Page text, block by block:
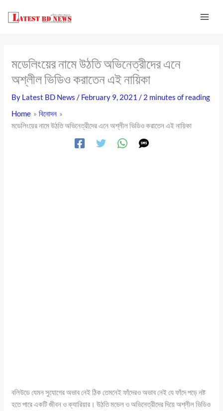
মডেলিংয়ের নামে উঠতি অভিনেত্রীদের এনে
অশ্লীল ভিডিও করাতেন এই নায়িকা
By Latest BD News/ February 9, 2021/ 2 minutes of reading
Home
বিনোদন
মডেলিংয়ের নামে উঠতি অভিনেত্রীদের এনে অশ্লীল ভিডিও করাতেন এই নায়িকা
বলিউডে যেমন সুযোগের অভাব নেই ঠিক তেমনেই ফাঁদেরও অভাব নেই যে ফাঁদে পড়ে নষ্ট
হতে পারে একটি জীবন ও ক্যারিয়ার। উঠতি মডেল ও অভিনেত্রীদের দিয়ে অশ্লীল ভিডিও